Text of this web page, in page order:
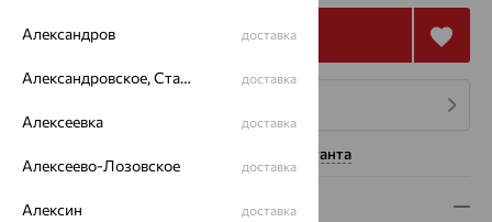
Купить
Нужна помощь консультанта
Описание
Александров доставка
Александровское, Ставропольский край доставка
Алексеевка доставка
Алексеево-Лозовское доставка
Алексин доставка